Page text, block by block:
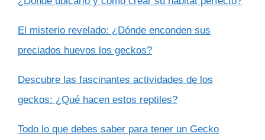
El misterio revelado: ¿Dónde enconden sus
preciados huevos los geckos?
Descubre las fascinantes actividades de los
geckos: ¿Qué hacen estos reptiles?
Todo lo que debes saber para tener un Gecko